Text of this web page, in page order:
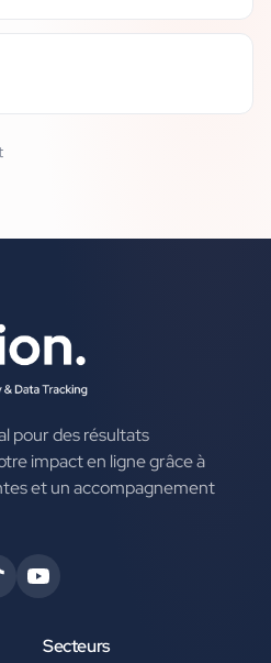
pour des résultats
impact en ligne grâce à
et un accompagnement
Secteurs